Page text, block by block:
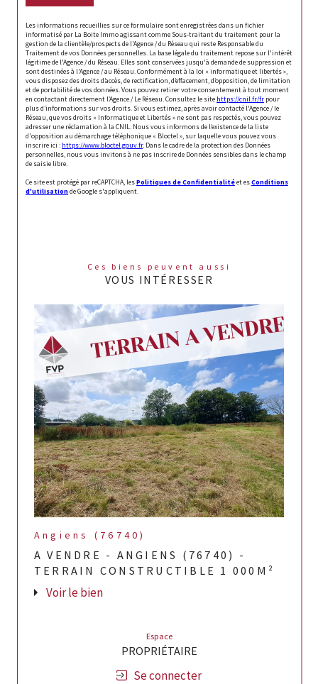
Les informations recueillies sur ce formulaire sont enregistrées dans un fichier
informatisé par La Boite Immo agissant comme Sous-traitant du traitement pour la
gestion de la clientèle/prospects de l'Agence / du Réseau qui reste Responsable du
Traitement de vos Données personnelles. La base légale du traitement repose sur l'intérêt
légitime de l'Agence / du Réseau. Elles sont conservées jusqu'à demande de suppression et
sont destinées à l'Agence / au Réseau. Conformément à la loi « informatique et libertés »,
vous disposez des droits d’accès, de rectification, d’effacement, d’opposition, de limitation
et de portabilité de vos données. Vous pouvez retirer votre consentement à tout moment
en contactant directement l’Agence / Le Réseau. Consultez le site https://cnil.fr/fr pour
plus d’informations sur vos droits. Si vous estimez, après avoir contacté l'Agence / le
Réseau, que vos droits « Informatique et Libertés » ne sont pas respectés, vous pouvez
adresser une réclamation à la CNIL. Nous vous informons de l’existence de la liste
d'opposition au démarchage téléphonique « Bloctel », sur laquelle vous pouvez vous
inscrire ici : https://www.bloctel.gouv.fr. Dans le cadre de la protection des Données
personnelles, nous vous invitons à ne pas inscrire de Données sensibles dans le champ
de saisie libre.
Ce site est protégé par reCAPTCHA, lesPolitiques de Confidentialitéet esConditions
d'utilisationde Google s'appliquent.
Ces biens peuvent aussi
VOUS INTÉRESSER
Angiens (76740)
A VENDRE - ANGIENS (76740) -
TERRAIN CONSTRUCTIBLE 1 000M²
Voir le bien
Espace
PROPRIÉTAIRE
Se connecter